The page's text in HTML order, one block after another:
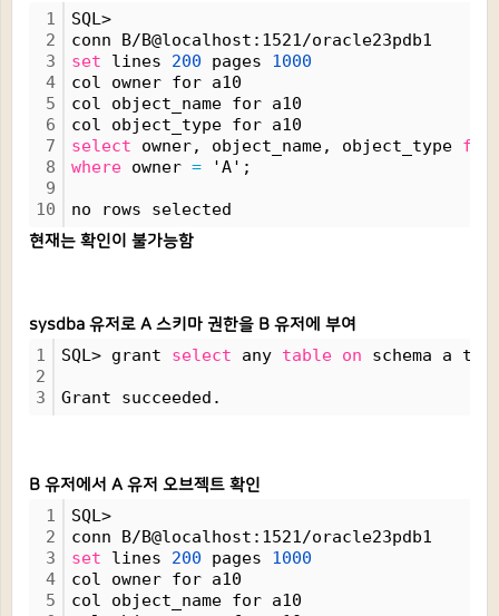
1
2
3
4
5
6
7
8
9
10
SQL>
conn B/B@localhost:1521/oracle23pdb1
set lines 200 pages 1000
col owner for a10
col object_name for a10
col object_type for a10
select owner, object_name, object_type
where owner = 'A';
no rows selected
현재는 확인이 불가능함
sysdba 유저로 A 스키마 권한을 B 유저에 부여
1
2
3
SQL> grant select any table on schema a to
Grant succeeded.
B 유저에서 A 유저 오브젝트 확인
1
2
3
4
5
SQL>
conn B/B@localhost:1521/oracle23pdb1
set lines 200 pages 1000
col owner for a10
col object_name for a10